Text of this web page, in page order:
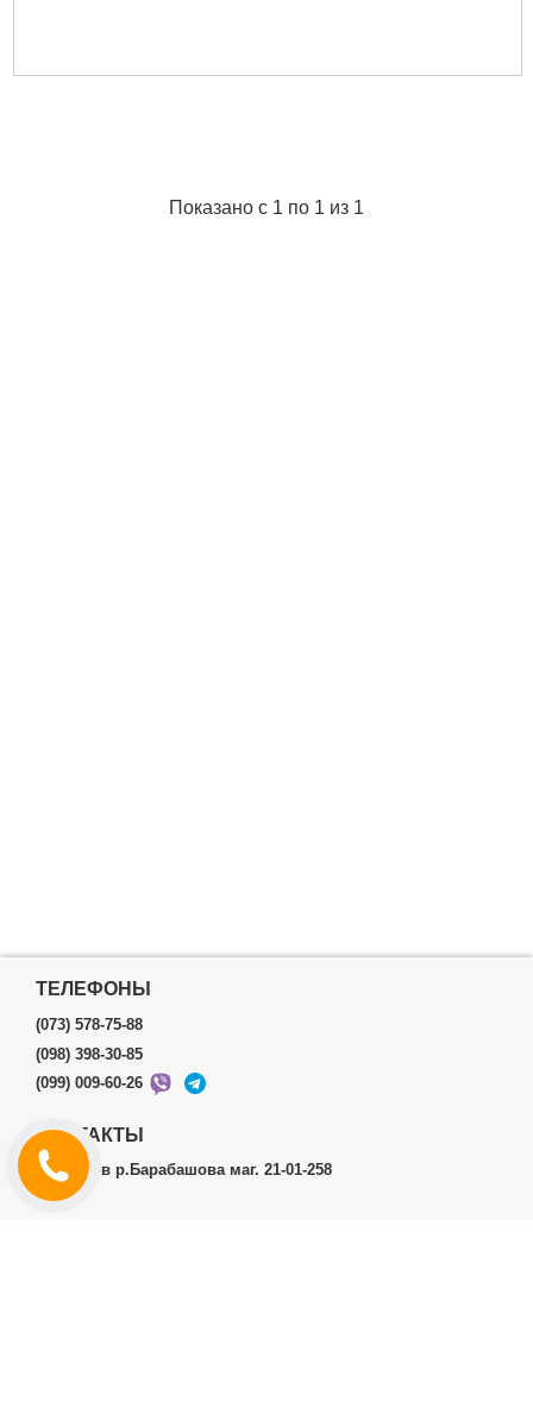
Показано с 1 по 1 из 1
ТЕЛЕФОНЫ
(073) 578-75-88
(098) 398-30-85
(099) 009-60-26
КОНТАКТЫ
г.Харьков р.Барабашова маг. 21-01-258